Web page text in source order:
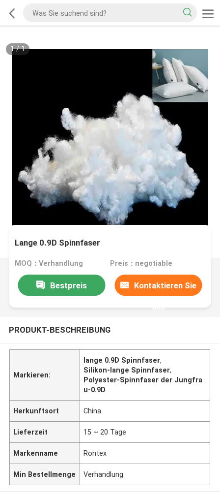
1/1
Lange 0.9D Spinnfaser
MOQ：Verhandlung Preis：negotiable
Bestpreis Kontaktieren Sie
uns
PRODUKT-BESCHREIBUNG
Markieren:
lange 0.9D Spinnfaser,
Silikon-lange Spinnfaser,
Polyester-Spinnfaser der Jungfra
u-0.9D
Herkunftsort China
Lieferzeit 15 ~ 20 Tage
Markenname Rontex
Min Bestellmenge Verhandlung